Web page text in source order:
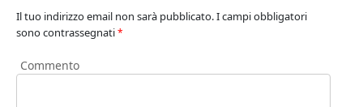
Il tuo indirizzo email non sarà pubblicato.I campi obbligatori
sono contrassegnati*
Commento